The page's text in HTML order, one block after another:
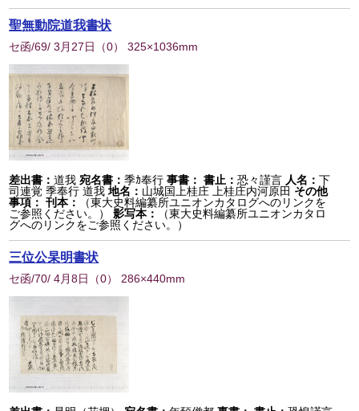
聖無動院道我書状
セ函/69/ 3月27日 （0） 325×1036mm
差出書：道我 宛名書：季ｶ奉行 事書： 書止：恐々謹言 人名：下
司連覚 季奉行 道我 地名： 山城国上桂庄 上桂庄内河原田 その他
事項： 刊本：
（東大史料編纂所ユニオンカタログへのリンクを
ご参照ください。）
影写本：
（東大史料編纂所ユニオンカタロ
グへのリンクをご参照ください。）
三位公杲明書状
セ函/70/ 4月8日 （0） 286×440mm